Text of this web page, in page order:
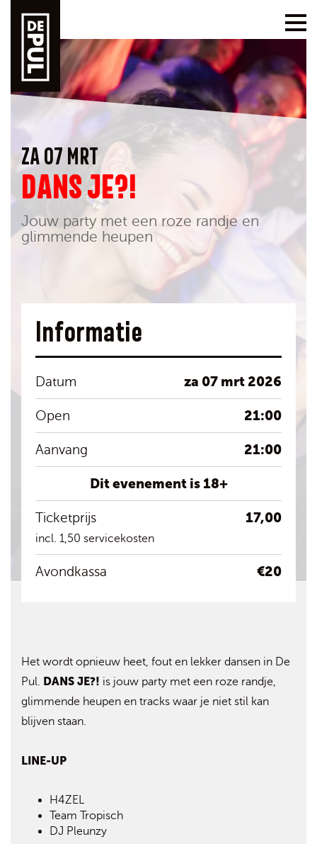
ZA 07 MRT
DANS JE?!
Jouw party met een roze randje en
glimmende heupen
Informatie
Datum za 07 mrt 2026
Open 21:00
Aanvang 21:00
Dit evenement is 18+
Ticketprijs 17,00
incl. 1,50 servicekosten
Avondkassa €20
Het wordt opnieuw heet, fout en lekker dansen in De
Pul. DANS JE?! is jouw party met een roze randje,
glimmende heupen en tracks waar je niet stil kan
blijven staan.
LINE-UP
H4ZEL
Team Tropisch
DJ Pleunzy